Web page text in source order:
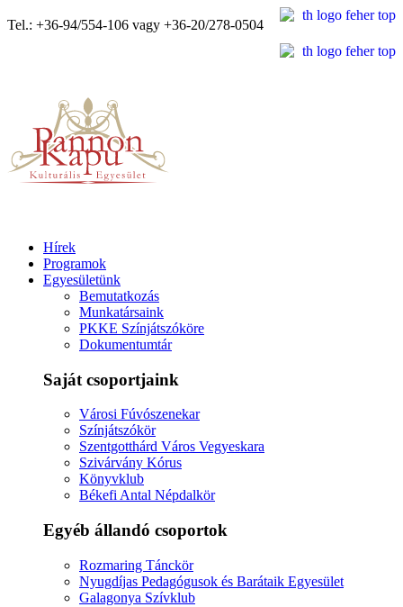
Tel.: +36-94/554-106 vagy +36-20/278-0504
Hírek
Programok
Egyesületünk
Bemutatkozás
Munkatársaink
PKKE Színjátszóköre
Dokumentumtár
Saját csoportjaink
Városi Fúvószenekar
Színjátszókör
Szentgotthárd Város Vegyeskara
Szivárvány Kórus
Könyvklub
Békefi Antal Népdalkör
Egyéb állandó csoportok
Rozmaring Tánckör
Nyugdíjas Pedagógusok és Barátaik Egyesület
Galagonya Szívklub